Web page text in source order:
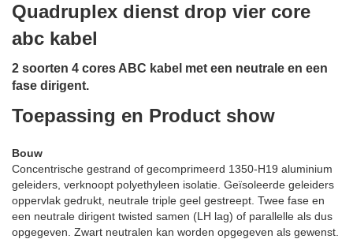
Quadruplex dienst drop vier core
abc kabel
2 soorten 4 cores ABC kabel met een neutrale en een
fase dirigent.
Toepassing en Product show
Bouw
Concentrische gestrand of gecomprimeerd 1350-H19 aluminium
geleiders, verknoopt polyethyleen isolatie. Geïsoleerde geleiders
oppervlak gedrukt, neutrale triple geel gestreept. Twee fase en
een neutrale dirigent twisted samen (LH lag) of parallelle als dus
opgegeven. Zwart neutralen kan worden opgegeven als gewenst.